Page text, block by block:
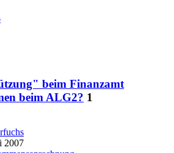
beim Finanzamt
beim ALG2? 1
2007